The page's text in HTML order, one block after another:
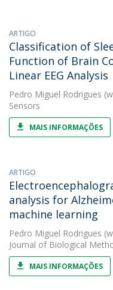
ARTIGO
Classification of
Function of Brain
Linear EEG Analysis
Pedro Miguel Rodrigues
Sensors
MAIS INFORMAÇÕES
ARTIGO
analysis for
machine learning
Pedro Miguel Rodrigues
Journal of Biological
MAIS INFORMAÇÕES